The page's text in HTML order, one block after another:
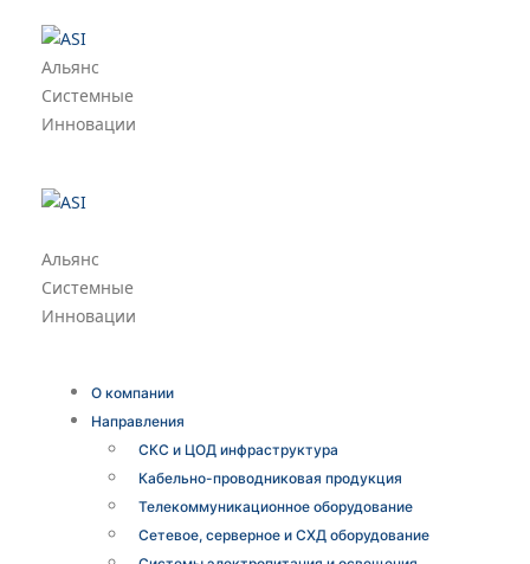
Альянс
Системные
Инновации
Альянс
Системные
Инновации
О компании
Направления
СКС и ЦОД инфраструктура
Кабельно-проводниковая продукция
Телекоммуникационное оборудование
Сетевое, серверное и СХД оборудование